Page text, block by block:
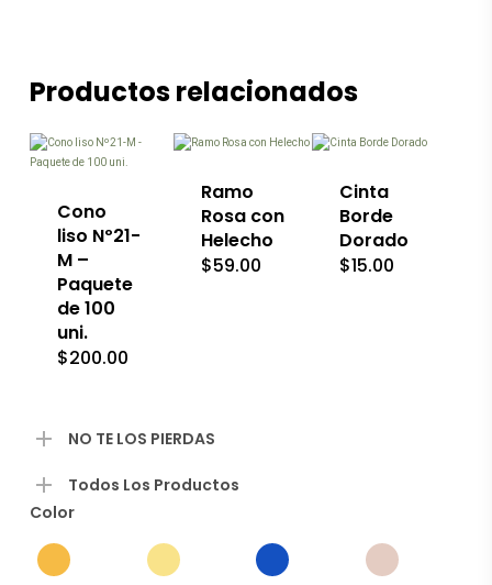
Productos relacionados
Cono
liso Nº21-
M –
Paquete
de 100
uni.
$200.00
Este
producto
múltiples
pueden
elegir
Ramo
Rosa con
Helecho
$59.00
Este
producto
múltiples
pueden
elegir
Cinta
Borde
Dorado
$15.00
NO TE LOS PIERDAS
Todos Los Productos
Color